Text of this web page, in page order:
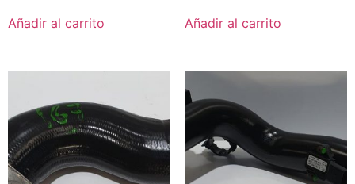
Añadir al carrito Añadir al carrito